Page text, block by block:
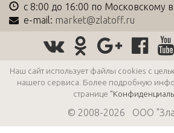
с 8:00 до 16:00 по Московскому
e-mail: market@zlatoff.ru
Наш сайт использует файлы cookies с
нашего сервиса. Более подробную
странице
© 2008-2026 ООО